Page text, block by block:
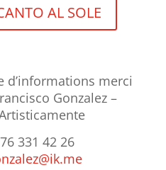
AL SOLE
d’informations merci
Gonzalez –
331 42 26